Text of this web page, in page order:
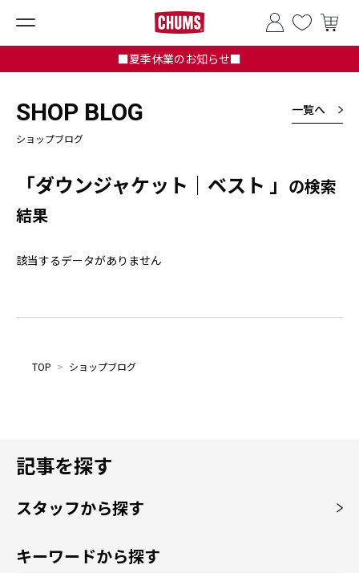
■夏季休業のお知らせ■
SHOP BLOG
ショップブログ
一覧へ
「ダウンジャケット｜ベスト 」 の検索
結果
該当するデータがありません
TOP > ショップブログ
記事を探す
スタッフから探す
キーワードから探す